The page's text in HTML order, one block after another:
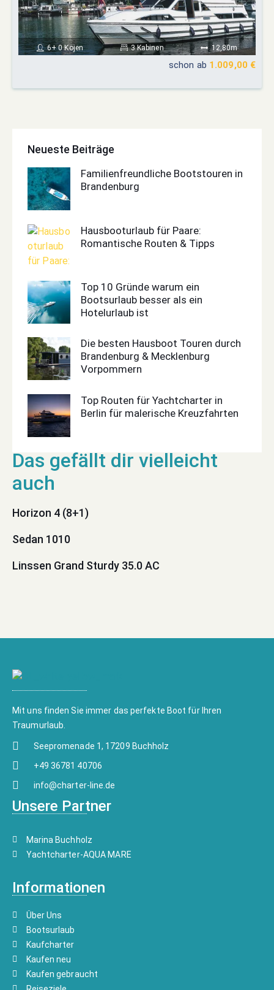
6+ 0 Kojen 3 Kabinen 12,80m
schon ab 1.009,00 €
Neueste Beiträge
Familienfreundliche Bootstouren in
Brandenburg
Hausbooturlaub für Paare:
Romantische Routen & Tipps
Top 10 Gründe warum ein
Bootsurlaub besser als ein
Hotelurlaub ist
Die besten Hausboot Touren durch
Brandenburg & Mecklenburg
Vorpommern
Top Routen für Yachtcharter in
Berlin für malerische Kreuzfahrten
Horizon 4 (8+1)
Sedan 1010
Linssen Grand Sturdy 35.0 AC
Mit uns finden Sie immer das perfekte Boot für Ihren
Traumurlaub.
Seepromenade 1, 17209 Buchholz
+49 36781 40706
info@charter-line.de
Unsere Partner
Marina Buchholz
Yachtcharter-AQUA MARE
Informationen
Über Uns
Bootsurlaub
Kaufcharter
Kaufen neu
Kaufen gebraucht